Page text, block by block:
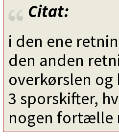
Citat:
i den ene
den anden
overkørslen og
3 sporskifter,
nogen fortælle